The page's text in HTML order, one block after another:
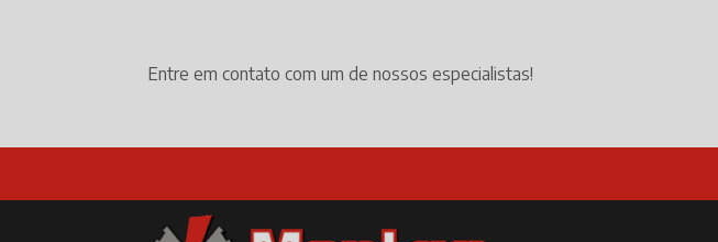
Entre em contato com um de nossos especialistas!